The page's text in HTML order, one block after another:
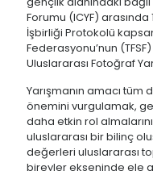
Forumu (ICYF)
İşbirliği Protokolü
Federasyonu’nun
Uluslararası Fotoğraf
Yarışmanın amacı
önemini vurgulamak,
daha etkin rol
uluslararası bir bilinç
değerleri uluslararası
bireyler ekseninde ele